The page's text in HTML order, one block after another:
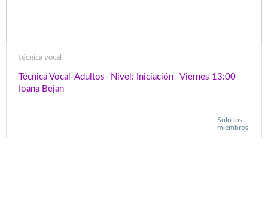
técnica vocal
Técnica Vocal-Adultos- Nivel: Iniciación -Viernes 13:00
Ioana Bejan
Solo los
miembros